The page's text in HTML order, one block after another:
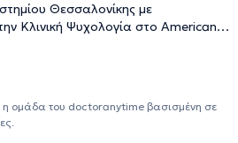
Θεσσαλονίκης με
Κλινική Ψυχολογία στο American
στην Ακαδημία Ψυχοθεραπείας
σε ατομικές συνεδρίες και ομάδες
για συνεδρίες συμβουλευτικής μέσω
η ομάδα του doctoranytime βασισμένη σε